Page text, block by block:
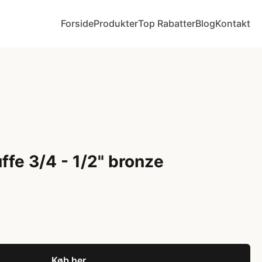
ForsideProdukterTop RabatterBlogKontakt
3/4 - 1/2" bronze